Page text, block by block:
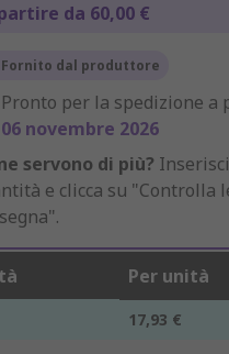
da 60,00 €
Fornito dal produttore
Pronto per la spedizione a
06 novembre 2026
servono di più?
e clicca su "Controlla
Per unità
17,93 €